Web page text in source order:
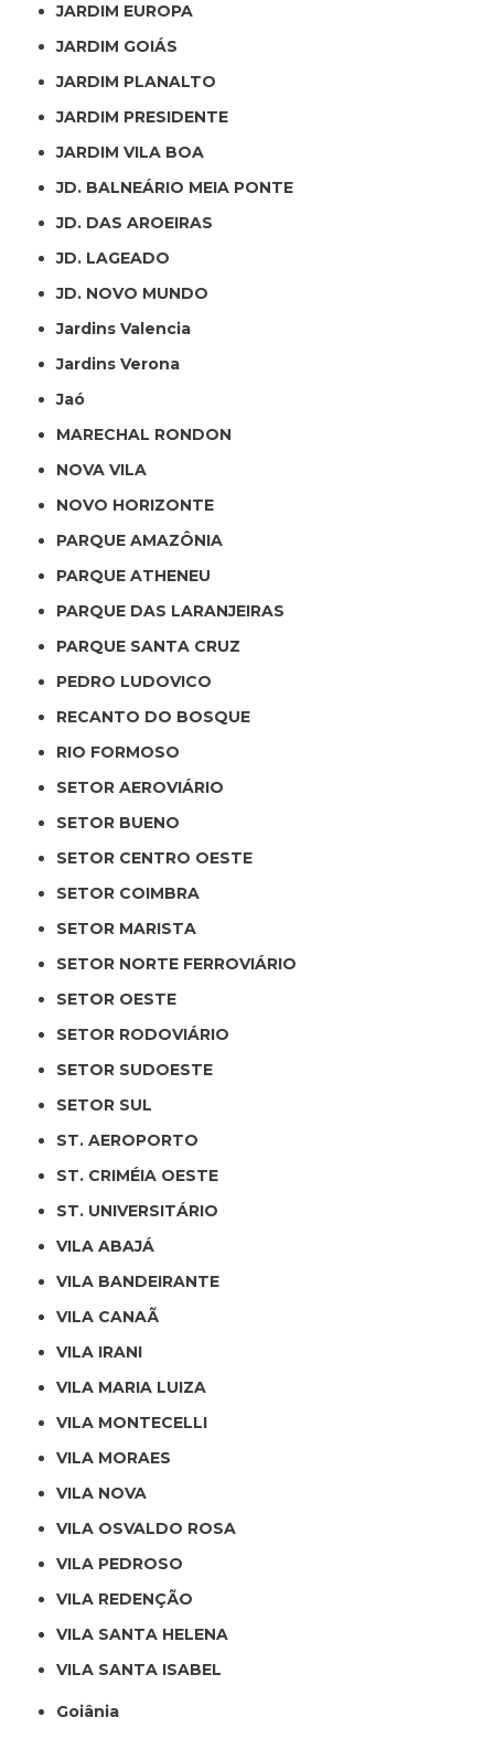
JARDIM EUROPA
JARDIM GOIÁS
JARDIM PLANALTO
JARDIM PRESIDENTE
JARDIM VILA BOA
JD. BALNEÁRIO MEIA PONTE
JD. DAS AROEIRAS
JD. LAGEADO
JD. NOVO MUNDO
Jardins Valencia
Jardins Verona
Jaó
MARECHAL RONDON
NOVA VILA
NOVO HORIZONTE
PARQUE AMAZÔNIA
PARQUE ATHENEU
PARQUE DAS LARANJEIRAS
PARQUE SANTA CRUZ
PEDRO LUDOVICO
RECANTO DO BOSQUE
RIO FORMOSO
SETOR AEROVIÁRIO
SETOR BUENO
SETOR CENTRO OESTE
SETOR COIMBRA
SETOR MARISTA
SETOR NORTE FERROVIÁRIO
SETOR OESTE
SETOR RODOVIÁRIO
SETOR SUDOESTE
SETOR SUL
ST. AEROPORTO
ST. CRIMÉIA OESTE
ST. UNIVERSITÁRIO
VILA ABAJÁ
VILA BANDEIRANTE
VILA CANAÃ
VILA IRANI
VILA MARIA LUIZA
VILA MONTECELLI
VILA MORAES
VILA NOVA
VILA OSVALDO ROSA
VILA PEDROSO
VILA REDENÇÃO
VILA SANTA HELENA
VILA SANTA ISABEL
Goiânia